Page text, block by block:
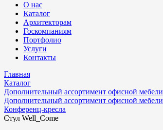
О нас
Каталог
Архитекторам
Госкомпаниям
Портфолио
Услуги
Контакты
Главная
Каталог
Дополнительный ассортимент офисной мебели
Дополнительный ассортимент офисной мебели
Конференц-кресла
Стул Well_Come